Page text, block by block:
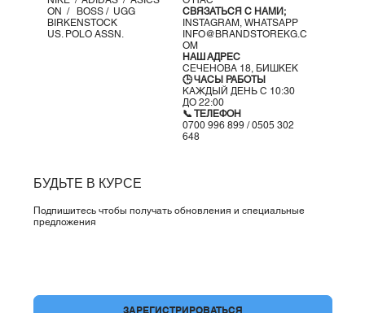
ON / BOSS / UGG
BIRKENSTOCK
US. POLO ASSN.
СВЯЗАТЬСЯ С НАМИ;
INSTAGRAM, WHATSAPP
INFO@BRANDSTOREKG.C
OM
НАШ АДРЕС
СЕЧЕНОВА 18, БИШКЕК
🕒 ЧАСЫ РАБОТЫ
КАЖДЫЙ ДЕНЬ С 10:30
ДО 22:00
📞 ТЕЛЕФОН
0700 996 899 / 0505 302
648
БУДЬТЕ В КУРСЕ
Подпишитесь чтобы получать обновления и специальные
предложения
ЗАРЕГИСТРИРОВАТЬСЯ